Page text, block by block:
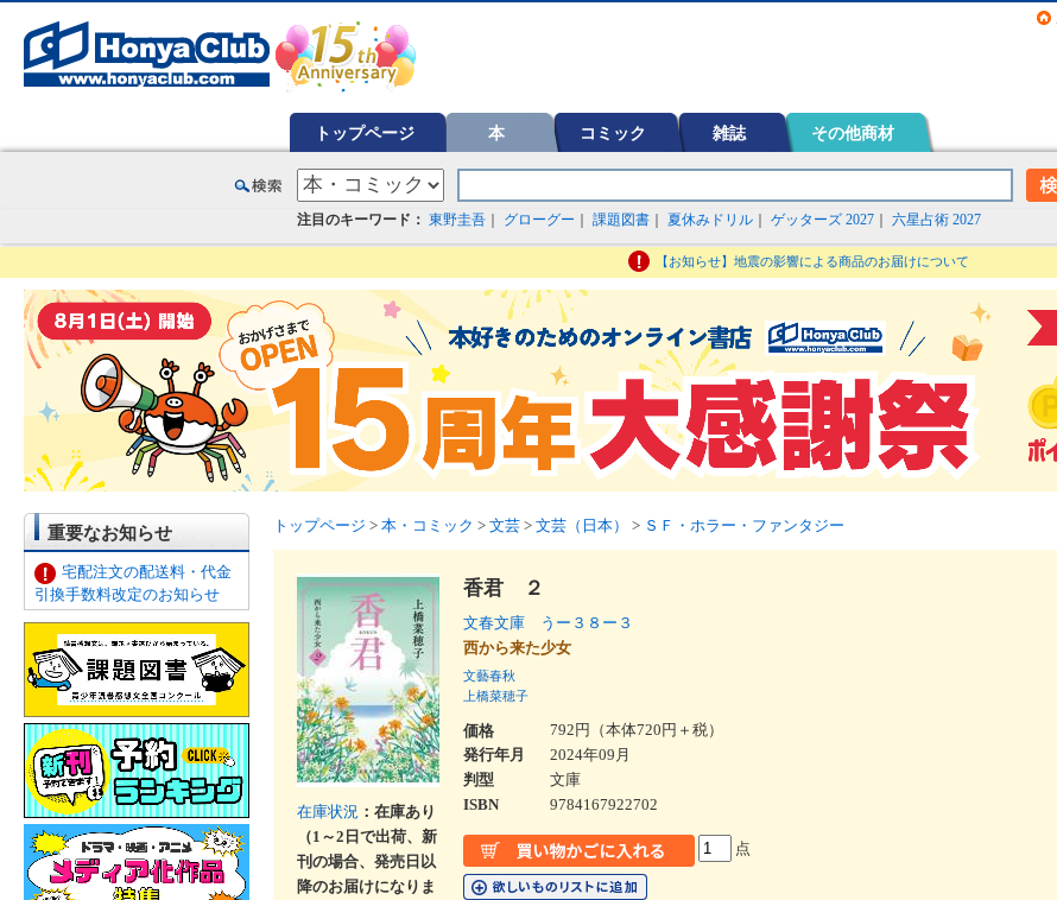
トップページ 本 コミック 雑誌 その他商材
注目のキーワード： 東野圭吾 グローグー 課題図書 夏休みドリル ゲッターズ 2027 六星占術 2027
【お知らせ】地震の影響による商品のお届けについて
重要なお知らせ
宅配注文の配送料・代金
引換手数料改定のお知らせ
トップページ > 本・コミック > 文芸 > 文芸（日本） > ＳＦ・ホラー・ファンタジー
在庫状況 ：在庫あり
（1～2日で出荷、新
刊の場合、発売日以
降のお届けになりま
香君 ２
文春文庫 うー３８ー３
西から来た少女
文藝春秋
上橋菜穂子
価格
792円（本体720円＋税）
発行年月
2024年09月
判型
文庫
ISBN
9784167922702
点